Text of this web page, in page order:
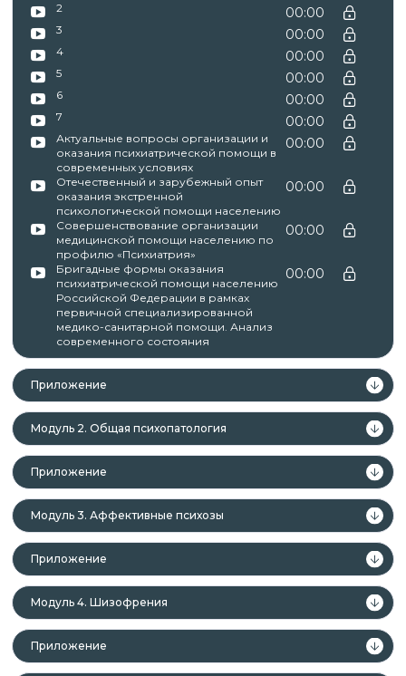
2 00:00
3 00:00
4 00:00
5 00:00
6 00:00
7 00:00
Актуальные вопросы организации и
оказания психиатрической помощи в
современных условиях
00:00
Отечественный и зарубежный опыт
оказания экстренной
психологической помощи населению
00:00
Совершенствование организации
медицинской помощи населению по
профилю «Психиатрия»
00:00
Бригадные формы оказания
психиатрической помощи населению
Российской Федерации в рамках
первичной специализированной
медико-санитарной помощи. Анализ
современного состояния
00:00
Приложение
Модуль 2. Общая психопатология
Приложение
Модуль 3. Аффективные психозы
Приложение
Модуль 4. Шизофрения
Приложение